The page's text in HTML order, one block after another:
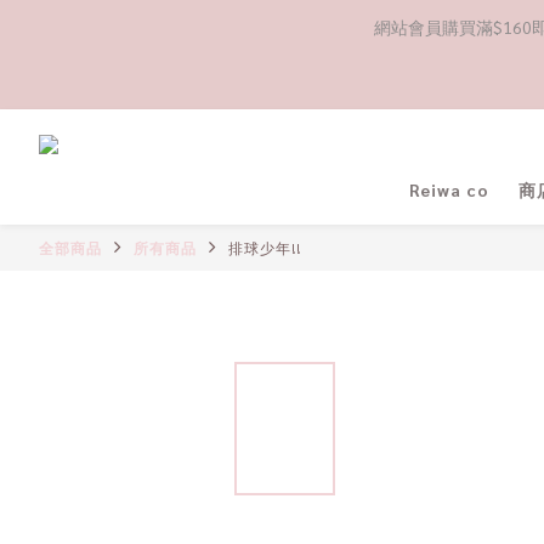
網站會員購買滿$160
Reiwa co 商
全部商品 所有商品 排球少年!!